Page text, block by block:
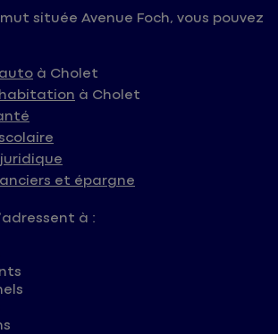
située Avenue Foch, vous pouvez
à Cholet
à Cholet
et épargne
à :